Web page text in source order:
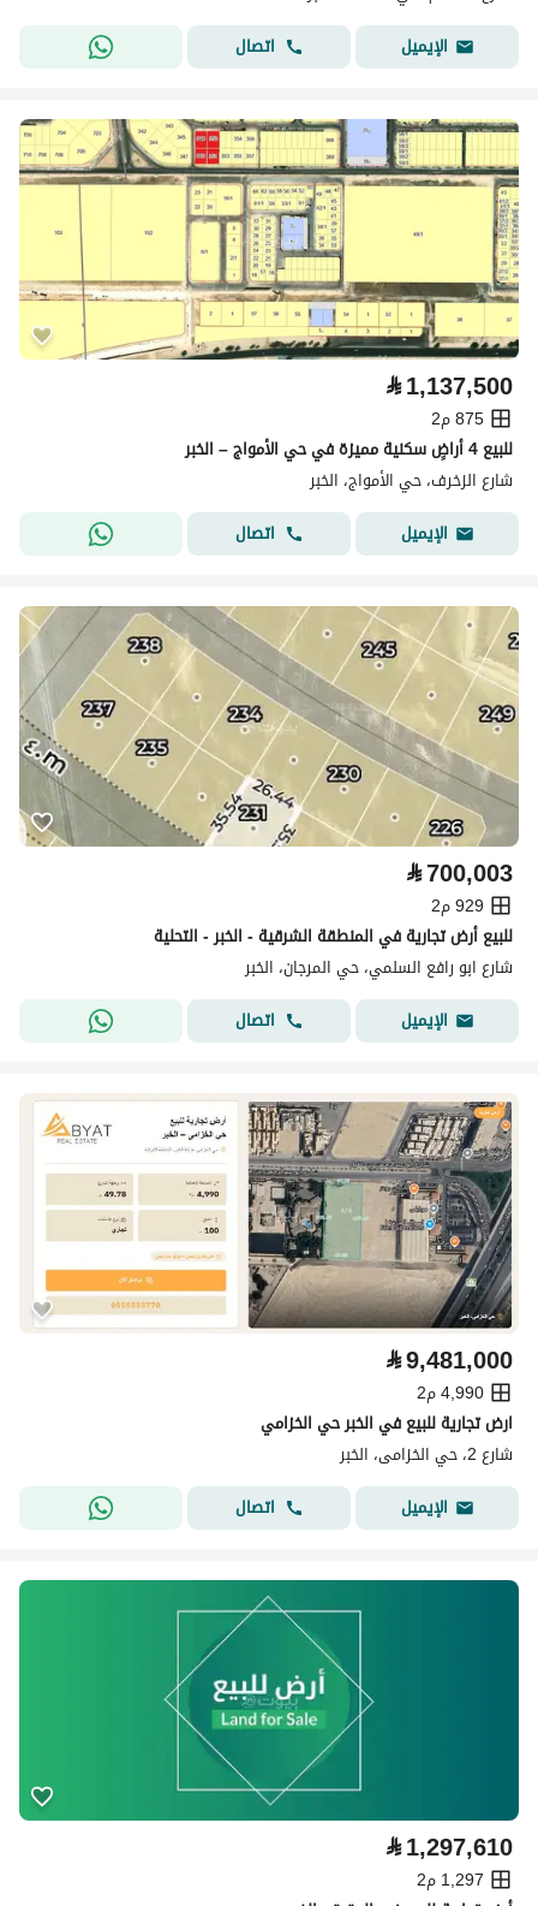
الإيميل
اتصال
⃁1,137,500
875 م2
للبيع 4 أراضٍ سكنية مميزة في حي الأمواج – الخبر
شارع الزخرف، حي الأمواج، الخبر
الإيميل
اتصال
⃁700,003
929 م2
للبيع أرض تجارية في المنطقة الشرقية - الخبر - التحلية
شارع ابو رافع السلمي، حي المرجان، الخبر
الإيميل
اتصال
⃁9,481,000
4,990 م2
ارض تجارية للبيع في الخبر حي الخزامي
شارع 2، حي الخزامى، الخبر
الإيميل
اتصال
⃁1,297,610
1,297 م2